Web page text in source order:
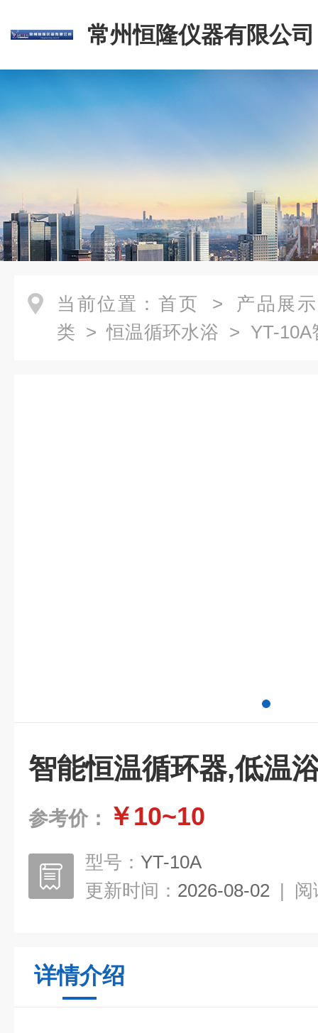
常州恒隆仪器有限公司
当前位置： 首页 > 产品展示
类 >恒温循环水浴 > YT-10A
智能恒温循环器,低温
参考价： ￥10~10
型号： YT-10A
更新时间： 2026-08-02 | 阅
详情介绍